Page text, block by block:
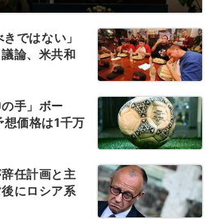
ではない」
論、米共和
手」ボー
価格は1千万
任計画と主
にロシア系